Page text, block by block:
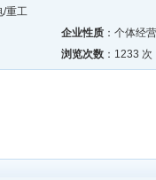
/重工
企业性质 ：个体经营
浏览次数 ：1233 次